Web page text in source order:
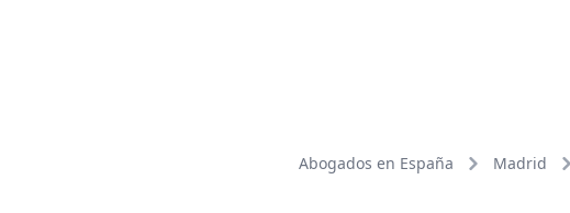
Abogados en España Madrid